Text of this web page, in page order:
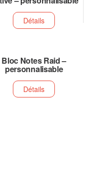
Détails
Bloc Notes Raid –
personnalisable
Détails